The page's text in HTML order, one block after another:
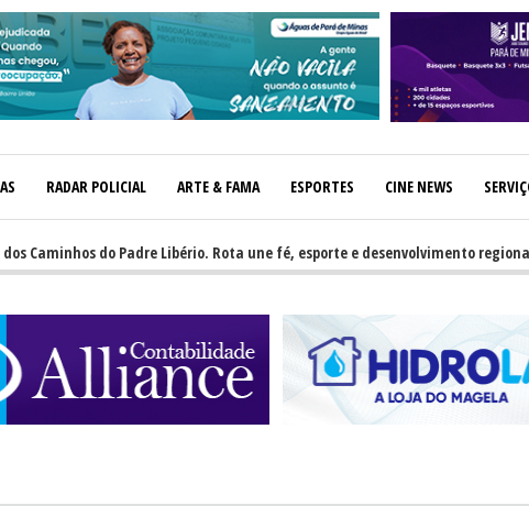
RADAR POLICIAL ARTE & FAMA ESPORTES CINE NEWS
do Padre Libério. Rota une fé, esporte e desenvolvimento regional